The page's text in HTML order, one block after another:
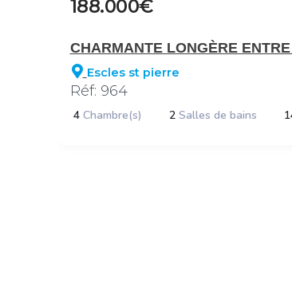
188.000€
CHARMANTE LONGÈRE
Escles st pierre
Réf: 964
4 Chambre(s) 2 Salles de bains